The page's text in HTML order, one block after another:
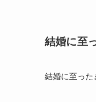
結婚に至
結婚に至った